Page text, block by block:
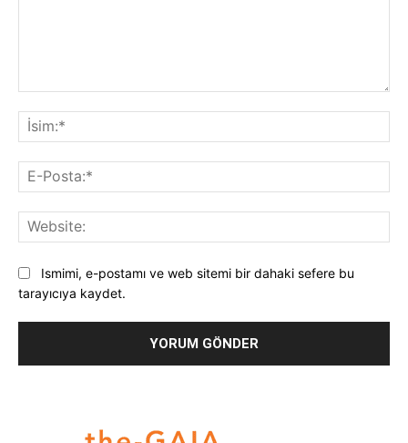
Ismimi, e-postamı ve web sitemi bir dahaki sefere bu
tarayıcıya kaydet.